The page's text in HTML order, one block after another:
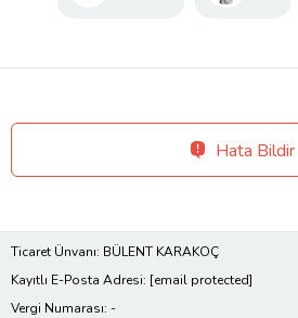
Hata Bildir
Ticaret Ünvanı: BÜLENT KARAKOÇ
Kayıtlı E-Posta Adresi: [email protected]
Vergi Numarası: -